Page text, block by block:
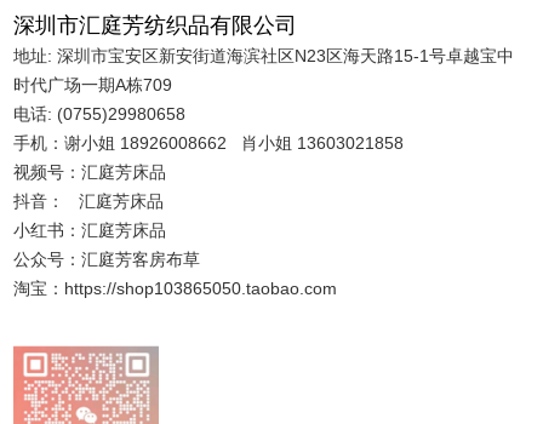
深圳市汇庭芳纺织品有限公司
地址: 深圳市宝安区新安街道海滨社区N23区海天路15-1号卓越宝中
时代广场一期A栋709
电话: (0755)29980658
手机：谢小姐 18926008662 肖小姐 13603021858
视频号：汇庭芳床品
抖音： 汇庭芳床品
小红书：汇庭芳床品
公众号：汇庭芳客房布草
淘宝：https://shop103865050.taobao.com